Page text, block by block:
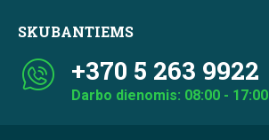
SKUBANTIEMS
+370 5 263 9922
Darbo dienomis: 08:00 - 17:00